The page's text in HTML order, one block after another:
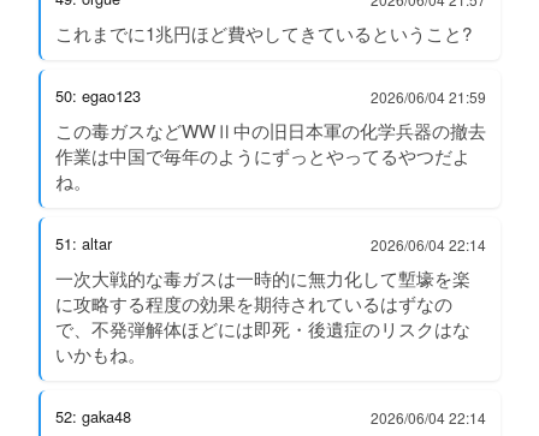
これまでに1兆円ほど費やしてきているということ?
50: egao123 2026/06/04 21:59
この毒ガスなどWWⅡ中の旧日本軍の化学兵器の撤去
作業は中国で毎年のようにずっとやってるやつだよ
ね。
51: altar 2026/06/04 22:14
一次大戦的な毒ガスは一時的に無力化して塹壕を楽
に攻略する程度の効果を期待されているはずなの
で、不発弾解体ほどには即死・後遺症のリスクはな
いかもね。
52: gaka48 2026/06/04 22:14